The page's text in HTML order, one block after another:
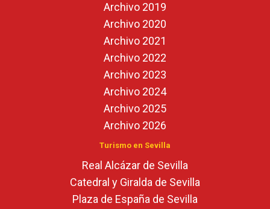
Archivo 2019
Archivo 2020
Archivo 2021
Archivo 2022
Archivo 2023
Archivo 2024
Archivo 2025
Archivo 2026
Turismo en Sevilla
Real Alcázar de Sevilla
Catedral y Giralda de Sevilla
Plaza de España de Sevilla